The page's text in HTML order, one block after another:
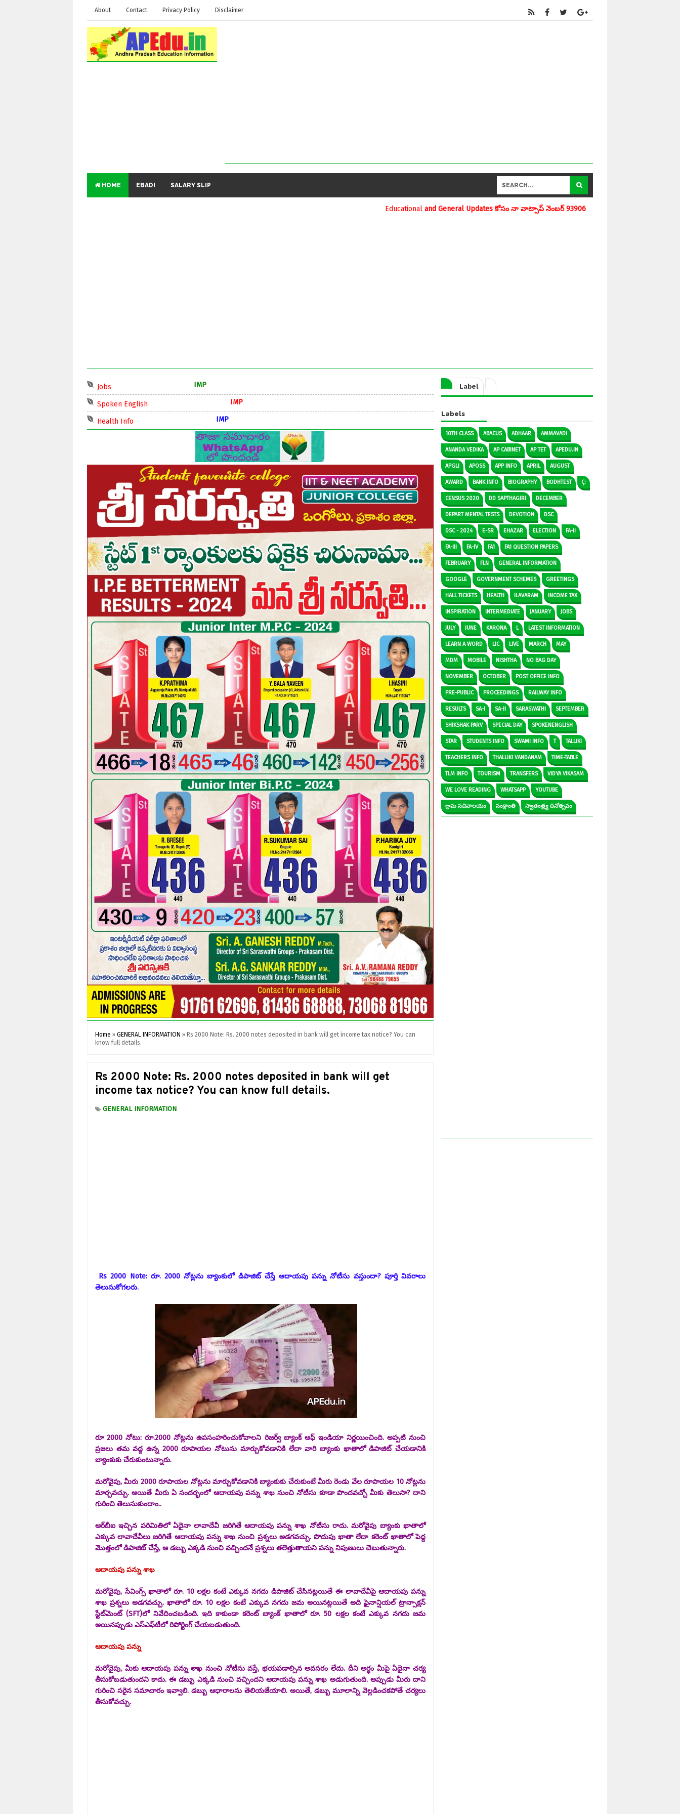
About Contact Privacy Policy Disclaimer
HOME EBADI SALARY SLIP
and General Updates కోసం నా వాట్సాప్ నెంబర్ 9390696970 ను మీవాట్సాప్ గ్రూపులో add చేయగలరు www.apedu.in.
Jobs
Spoken English
Health Info
Home » GENERAL INFORMATION » Rs 2000 Note: Rs. 2000 notes deposited in bank will get income tax notice? You can
know full details.
Rs 2000 Note: Rs. 2000 notes deposited in bank will get
income tax notice? You can know full details.
GENERAL INFORMATION
Rs 2000 Note: రూ. 2000 నోట్లను బ్యాంకులో డిపాజిట్ చేస్తే ఆదాయపు పన్ను నోటీసు వస్తుందా? పూర్తి వివరాలు
తెలుసుకోగలరు.
రూ 2000 నోటు: రూ.2000 నోట్లను ఉపసంహరించుకోవాలని రిజర్వ్ బ్యాంక్ ఆఫ్ ఇండియా నిర్ణయించింది. అప్పటి నుంచి
ప్రజలు తమ వద్ద ఉన్న 2000 రూపాయల నోటును మార్చుకోవడానికి లేదా వారి బ్యాంకు ఖాతాలో డిపాజిట్ చేయడానికి
బ్యాంకుకు చేరుకుంటున్నారు.
మరోవైపు, మీరు 2000 రూపాయల నోట్లను మార్చుకోవడానికి బ్యాంకుకు చేరుకుంటే మీరు రెండు వేల రూపాయల 10 నోట్లను
మార్చవచ్చు. అయితే మీరు ఏ సందర్భంలో ఆదాయపు పన్ను శాఖ నుంచి నోటీసు కూడా పొందవచ్చో మీకు తెలుసా? దాని
గురించి తెలుసుకుందాం..
ఆర్‌బీఐ ఇచ్చిన పరిమితిలో ఏదైనా లావాదేవీ జరిగితే ఆదాయపు పన్ను శాఖ నోటీసు రాదు. మరోవైపు బ్యాంకు ఖాతాలో
ఎక్కువ లావాదేవీలు జరిగితే ఆదాయపు పన్ను శాఖ నుంచి ప్రశ్నలు అడగవచ్చు. పొదుపు ఖాతా లేదా కరెంట్ ఖాతాలో పెద్ద
మొత్తంలో డిపాజిట్ చేస్తే, ఆ డబ్బు ఎక్కడి నుంచి వచ్చిందనే ప్రశ్నలు తలెత్తుతాయని పన్ను నిపుణులు చెబుతున్నారు.
ఆదాయపు పన్ను శాఖ
మరోవైపు, సేవింగ్స్ ఖాతాలో రూ. 10 లక్షల కంటే ఎక్కువ నగదు డిపాజిట్ చేసినట్లయితే ఈ లావాదేవీపై ఆదాయపు పన్ను
శాఖ ప్రశ్నలు అడగవచ్చు. ఖాతాలో రూ. 10 లక్షల కంటే ఎక్కువ నగదు జమ అయినట్లయితే అది ఫైనాన్షియల్ ట్రాన్సాక్షన్
స్టేట్‌మెంట్ (SFT)లో నివేదించబడింది. ఇది కాకుండా కరెంట్ బ్యాంక్ ఖాతాలో రూ. 50 లక్షల కంటే ఎక్కువ నగదు జమ
అయినప్పుడు ఎస్‌ఎఫ్‌టీలో రిపోర్టింగ్ చేయబడుతుంది.
ఆదాయపు పన్ను
మరోవైపు, మీకు ఆదాయపు పన్ను శాఖ నుంచి నోటీసు వస్తే, భయపడాల్సిన అవసరం లేదు. దీని అర్థం మీపై ఏదైనా చర్య
తీసుకోబడుతుందని కాదు. ఈ డబ్బు ఎక్కడి నుంచి వచ్చిందని ఆదాయపు పన్ను శాఖ అడుగుతుంది. అప్పుడు మీరు దాని
గురించి సరైన సమాచారం ఇవ్వాలి. డబ్బు ఆధారాలను తెలియజేయాలి. అయితే, డబ్బు మూలాన్ని వెల్లడించకపోతే చర్యలు
తీసుకోవచ్చు.
Label
Labels
10TH CLASS ABACUS ADHAAR AMMAVADI
ANANDA VEDIKA AP CABINET AP TET APEDU.IN
APGLI APOSS APP INFO APRIL AUGUST
AWARD BANK INFO BIOGRAPHY BODHTEST Ç:
CENSUS 2020 DD SAPTHAGIRI DECEMBER
DEPART MENTAL TESTS DEVOTION DSC
DSC - 2024 E-SR EHAZAR ELECTION FA-II
FA-III FA-IV FA1 FA1 QUESTION PAPERS
FEBRUARY FLN GENERAL INFORMATION
GOOGLE GOVERNMENT SCHEMES GREETINGS
HALL TICKETS HEALTH ILAVARAM INCOME TAX
INSPIRATION INTERMEDIATE JANUARY JOBS
JULY JUNE KARONA L LATEST INFORMATION
LEARN A WORD LIC LIVE MARCH MAY
MDM MOBILE NISHTHA NO BAG DAY
NOVEMBER OCTOBER POST OFFICE INFO
PRE-PUBLIC PROCEEDINGS RAILWAY INFO
RESULTS SA-I SA-II SARASWATHI SEPTEMBER
SHIKSHAK PARV SPECIAL DAY SPOKENENGLISH
STAR STUDENTS INFO SWAMI INFO T TALLIKI
TEACHERS INFO THALLIKI VANDANAM TIME-TABLE
TLM INFO TOURISM TRANSFERS VIDYA VIKASAM
WE LOVE READING WHATSAPP YOUTUBE
గ్రామ సచివాలయం సంక్రాంతి స్వాతంత్ర్య దినోత్సవం